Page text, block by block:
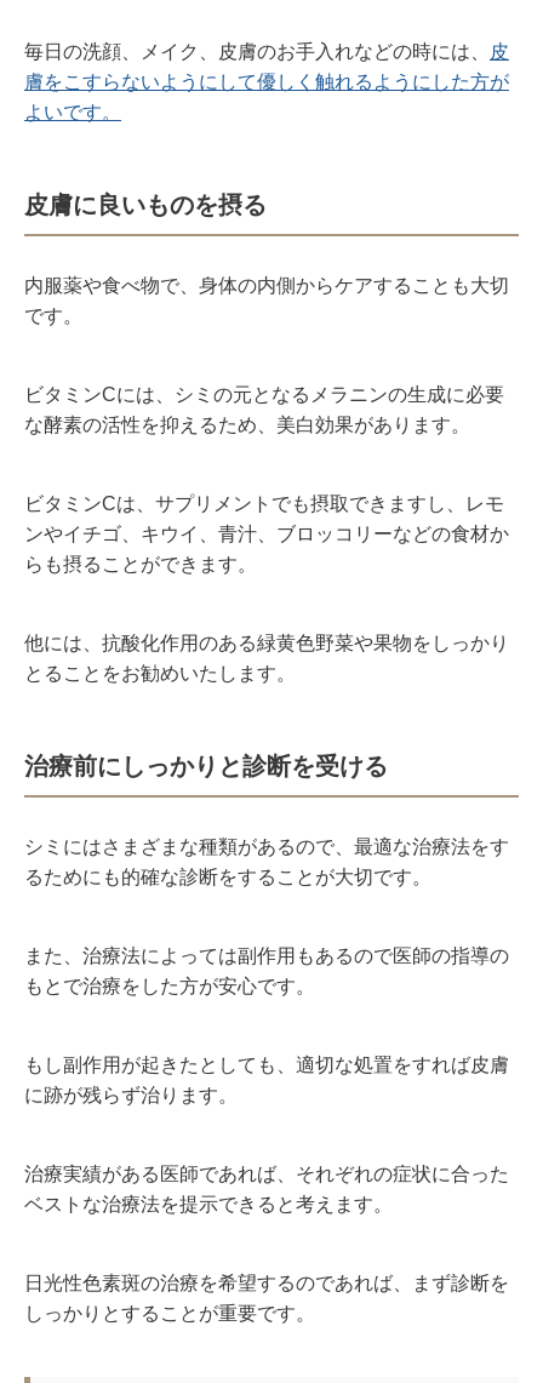
毎日の洗顔、メイク、皮膚のお手入れなどの時には、
皮
膚をこすらないようにして優しく触れるようにした方が
よいです。
皮膚に良いものを摂る
内服薬や食べ物で、身体の内側からケアすることも大切
です。
ビタミンCには、シミの元となるメラニンの生成に必要
な酵素の活性を抑えるため、美白効果があります。
ビタミンCは、サプリメントでも摂取できますし、レモ
ンやイチゴ、キウイ、青汁、ブロッコリーなどの食材か
らも摂ることができます。
他には、抗酸化作用のある緑黄色野菜や果物をしっかり
とることをお勧めいたします。
治療前にしっかりと診断を受ける
シミにはさまざまな種類があるので、最適な治療法をす
るためにも的確な診断をすることが大切です。
また、治療法によっては副作用もあるので医師の指導の
もとで治療をした方が安心です。
もし副作用が起きたとしても、適切な処置をすれば皮膚
に跡が残らず治ります。
治療実績がある医師であれば、それぞれの症状に合った
ベストな治療法を提示できると考えます。
日光性色素斑の治療を希望するのであれば、まず診断を
しっかりとすることが重要です。